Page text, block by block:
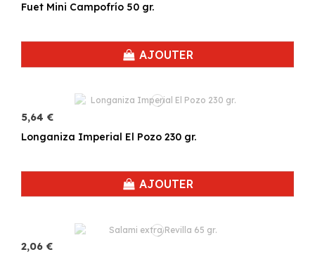
Fuet Mini Campofrío 50 gr.
AJOUTER
5,64 €
Longaniza Imperial El Pozo 230 gr.
AJOUTER
2,06 €